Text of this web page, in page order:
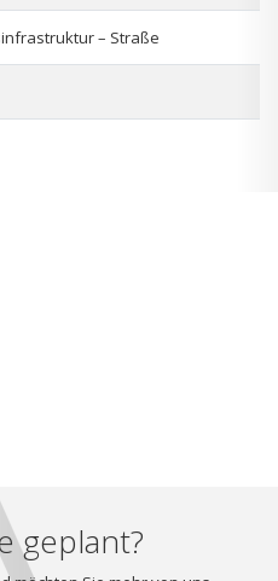
– Straße
geplant?